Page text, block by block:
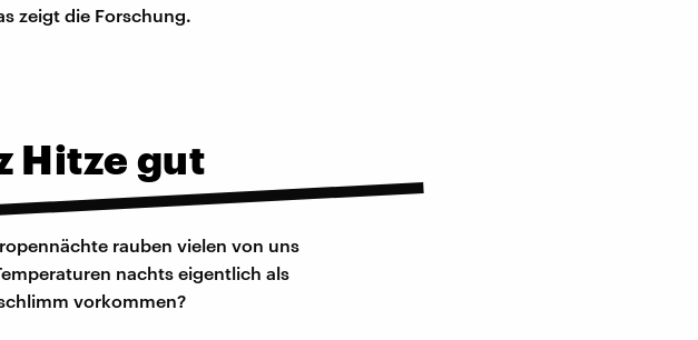
zeigt die Forschung.
Hitze gut
rauben vielen von uns
nachts eigentlich als
vorkommen?